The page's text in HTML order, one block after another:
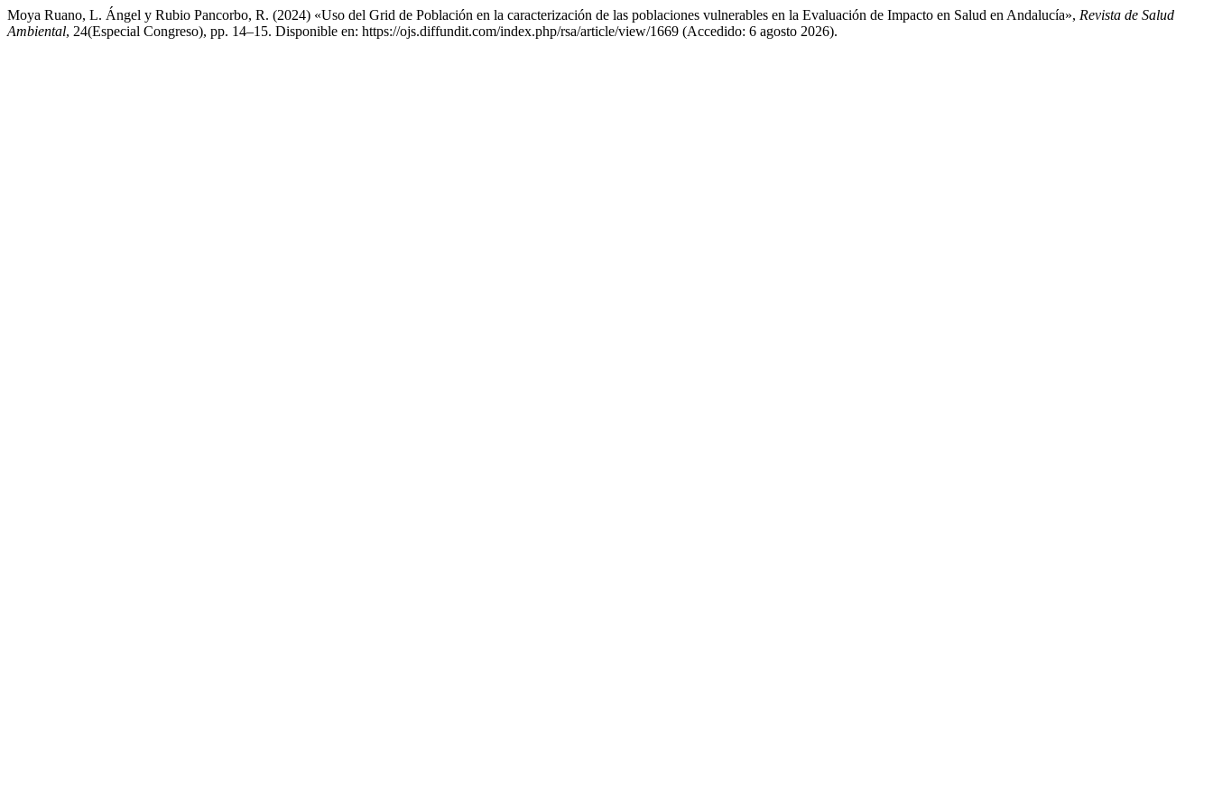
Moya Ruano, L. Ángel y Rubio Pancorbo, R. (2024) «Uso del Grid de Población en la caracterización de las poblaciones vulnerables en la Evaluación de Impacto en Salud en Andalucía», Revista de Salud
Ambiental, 24(Especial Congreso), pp. 14–15. Disponible en: https://ojs.diffundit.com/index.php/rsa/article/view/1669 (Accedido: 6 agosto 2026).